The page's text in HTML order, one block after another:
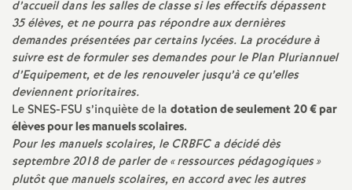
t
s
d
e
S
d’accueil dans les salles de classe si les effectifs dépassent
35 élèves, et ne pourra pas répondre aux dernières
demandes présentées par certains lycées. La procédure à
suivre est de formuler ses demandes pour le Plan Pluriannuel
d’Equipement, et de les renouveler jusqu’à ce qu’elles
deviennent prioritaires.
Le SNES-FSU s’inquiète de la dotation de seulement 20 € par
élèves pour les manuels scolaires.
Pour les manuels scolaires, le CRBFC a décidé dès
septembre 2018 de parler de «ressources pédagogiques»
plutôt que manuels scolaires, en accord avec les autres